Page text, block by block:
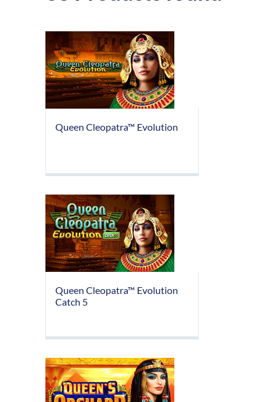
Queen Cleopatra™ Evolution
Queen Cleopatra™ Evolution
Catch 5